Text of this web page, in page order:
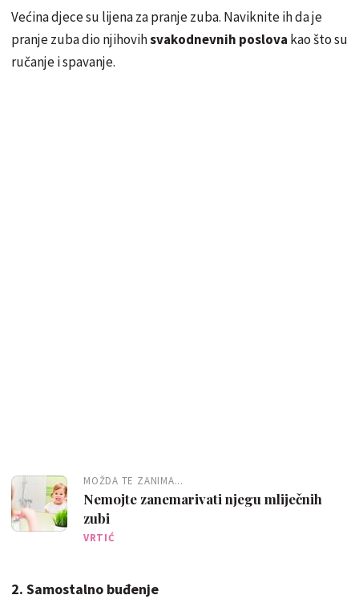
Većina djece su lijena za pranje zuba. Naviknite ih da je
pranje zuba dio njihovihsvakodnevnih poslova kao što su
ručanje i spavanje.
MOŽDA TE ZANIMA...
Nemojte zanemarivati njegu mliječnih
zubi
VRTIĆ
2. Samostalno buđenje